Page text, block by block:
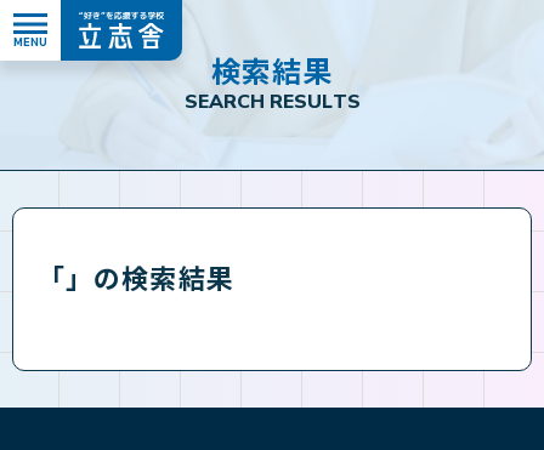
MENU
”好き”を応援する学校 立志舎
検索結果
SEARCH RESULTS
「」の検索結果